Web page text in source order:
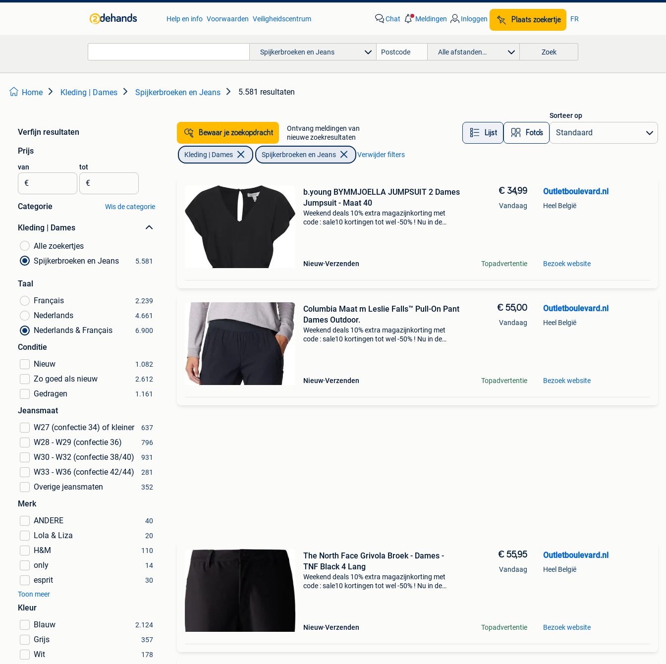
Help en info Voorwaarden Veiligheidscentrum Chat Meldingen Inloggen Plaats zoekertje FR
Spijkerbroeken en Jeans Alle afstanden… Zoek
Home Kleding | Dames Spijkerbroeken en Jeans 5.581 resultaten
Verfijn resultaten
Prijs
van
€
tot
€
Categorie Wis de categorie
Kleding | Dames
Alle zoekertjes
Spijkerbroeken en Jeans
5.581
Taal
Français
2.239
Nederlands 4.661
Nederlands & Français 6.900
Conditie
Nieuw
1.082
Zo goed als nieuw 2.612
Gedragen 1.161
Jeansmaat
W27 (confectie 34) of kleiner
637
W28 - W29 (confectie 36) 796
W30 - W32 (confectie 38/40) 931
W33 - W36 (confectie 42/44) 281
Overige jeansmaten 352
Merk
ANDERE
40
Lola & Liza 20
H&M 110
only 14
esprit
30
Toon meer
Kleur
Blauw
2.124
Grijs 357
Wit 178
Bewaar je zoekopdracht
Ontvang meldingen van
nieuwe zoekresultaten
Lijst Foto’s
Sorteer op
Kleding | Dames Spijkerbroeken en Jeans Verwijder filters
b.young BYMMJOELLA JUMPSUIT 2 Dames
Jumpsuit - Maat 40
Weekend deals 10% extra magazijnkorting met
code : sale10 kortingen tot wel -50% ! Nu in de
Nieuw Verzenden
€ 34,99
Vandaag
Topadvertentie
Outletboulevard.nl
Heel België
Bezoek website
Columbia Maat m Leslie Falls™ Pull-On Pant
Dames Outdoor.
Weekend deals 10% extra magazijnkorting met
code : sale10 kortingen tot wel -50% ! Nu in de
Nieuw Verzenden
€ 55,00
Vandaag
Topadvertentie
Outletboulevard.nl
Heel België
Bezoek website
The North Face Grivola Broek - Dames -
TNF Black 4 Lang
Weekend deals 10% extra magazijnkorting met
code : sale10 kortingen tot wel -50% ! Nu in de
Nieuw Verzenden
€ 55,95
Vandaag
Topadvertentie
Outletboulevard.nl
Heel België
Bezoek website